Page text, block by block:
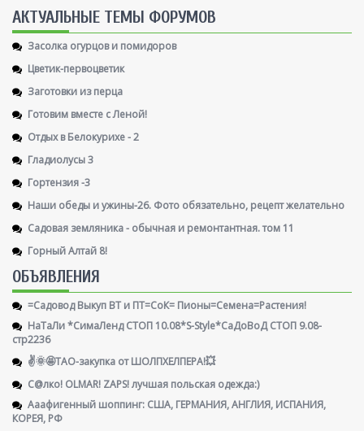
AКТУАЛЬНЫЕ ТЕМЫ ФОРУМОВ
Засолка огурцов и помидоров
Цветик-первоцветик
Заготовки из перца
Готовим вместе с Леной!
Отдых в Белокурихе - 2
Гладиолусы 3
Гортензия -3
Наши обеды и ужины-26. Фото обязательно, рецепт желательно
Садовая земляника - обычная и ремонтантная. том 11
Горный Алтай 8!
ОБЪЯВЛЕНИЯ
=Садовод Выкуп ВТ и ПТ=СоК= Пионы=Семена=Растения!
НаТаЛи *СимаЛенд СТОП 10.08*S-Style*СаДоВоД СТОП 9.08-
стр2236
✌️🌞🤩ТАО-закупка от ШОЛПХЕЛПЕРА!💥
С@лко! OLMAR! ZAPS! лучшая польская одежда:)
Ааафигенный шоппинг: США, ГЕРМАНИЯ, АНГЛИЯ, ИСПАНИЯ,
КОРЕЯ, РФ